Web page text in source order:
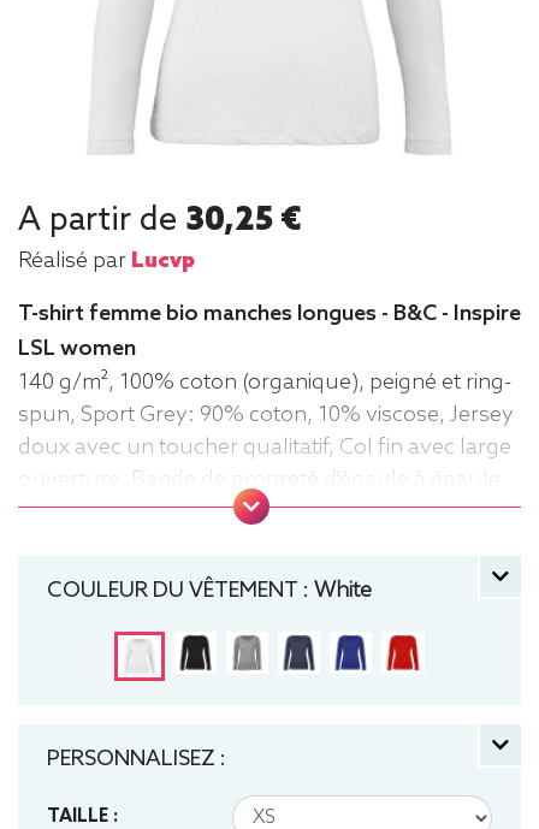
A partir de 30,25 €
Réalisé par Lucvp
T-shirt femme bio manches longues - B&C - Inspire
LSL women
140 g/m², 100% coton (organique), peigné et ring-
spun, Sport Grey: 90% coton, 10% viscose, Jersey
doux avec un toucher qualitatif, Col fin avec large
ouverture, Bande de propreté d'épaule à épaule,
Coutures latérales, Lavable jusqu'à 40°C, Moyen
rond, Bio / Organic, B&C
COULEUR DU VÊTEMENT : White
PERSONNALISEZ :
TAILLE :